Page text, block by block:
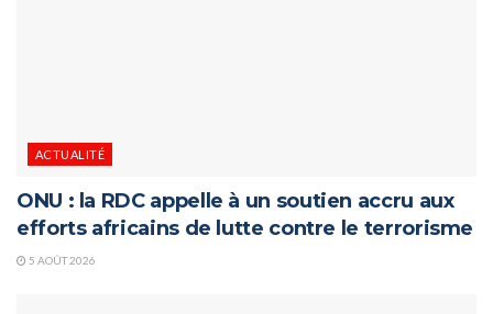
ACTUALITÉ
ONU : la RDC appelle à un soutien accru aux
efforts africains de lutte contre le terrorisme
5 AOÛT 2026